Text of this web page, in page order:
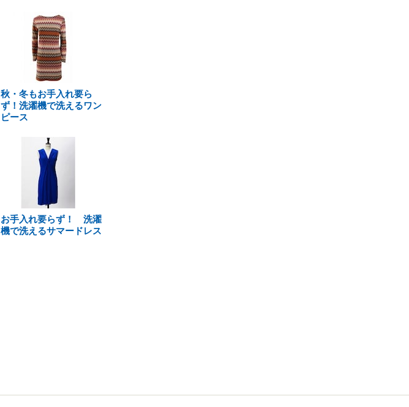
秋・冬もお手入れ要ら
ず！洗濯機で洗えるワン
ピース
お手入れ要らず！ 洗濯
機で洗えるサマードレス